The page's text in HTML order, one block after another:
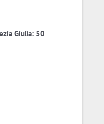
Giulia: 50